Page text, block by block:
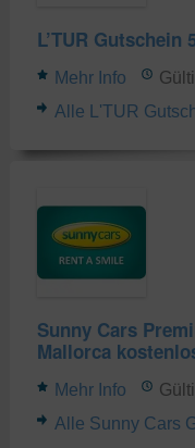
L’TUR
Mehr Info
Alle L'TUR
Sunny Cars
Mallorca
Mehr Info
Alle Sunny Cars